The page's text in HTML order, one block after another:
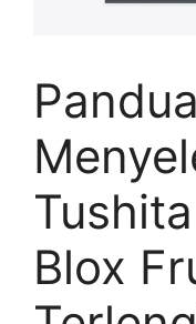
Blox